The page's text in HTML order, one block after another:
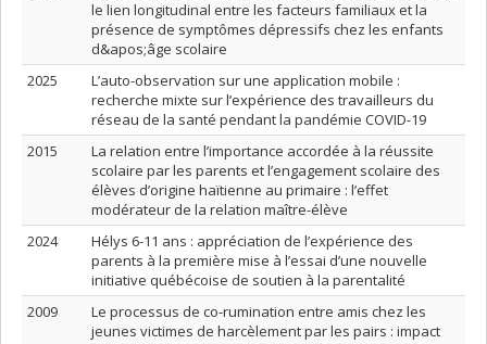
le lien longitudinal entre les facteurs familiaux et la
présence de symptômes dépressifs chez les enfants
d&apos;âge scolaire
2025
L’auto-observation sur une application mobile :
recherche mixte sur l’expérience des travailleurs du
réseau de la santé pendant la pandémie COVID-19
2015
La relation entre l’importance accordée à la réussite
scolaire par les parents et l’engagement scolaire des
élèves d’origine haïtienne au primaire : l’effet
modérateur de la relation maître-élève
2024
Hélys 6-11 ans : appréciation de l’expérience des
parents à la première mise à l’essai d’une nouvelle
initiative québécoise de soutien à la parentalité
2009
Le processus de co-rumination entre amis chez les
jeunes victimes de harcèlement par les pairs : impact